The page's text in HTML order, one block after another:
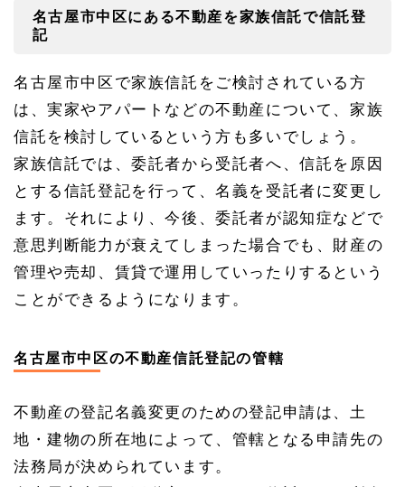
名古
屋市
動産
信託
登記
轄
1.
3
名古
屋市
中区
の家
族信
信託
開設
1
信託
の信
託口
名古屋市中区にある不動産を家族信託で信託登
記
名古屋市中区で家族信託をご検討されている方
は、実家やアパートなどの不動産について、家族
信託を検討しているという方も多いでしょう。
家族信託では、委託者から受託者へ、信託を原因
とする信託登記を行って、名義を受託者に変更し
ます。それにより、今後、委託者が認知症などで
意思判断能力が衰えてしまった場合でも、財産の
管理や売却、賃貸で運用していったりするという
ことができるようになります。
名古屋市中区の不動産信託登記の管轄
不動産の登記名義変更のための登記申請は、土
地・建物の所在地によって、管轄となる申請先の
法務局が決められています。